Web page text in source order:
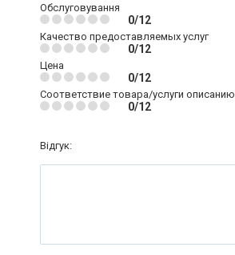
Обслуговування
0/12
Качество предоставляемых услуг
0/12
Цена
0/12
Соответствие товара/услуги описанию
0/12
Відгук: